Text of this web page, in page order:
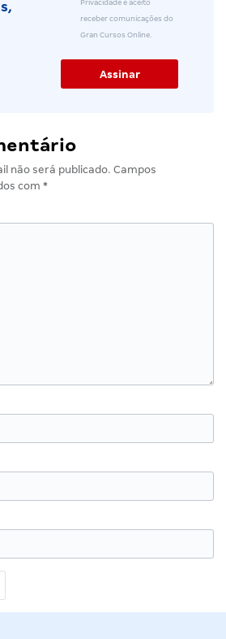
Privacidade e aceito
receber comunicações do
Gran Cursos Online.
não será publicado. Campos
com *